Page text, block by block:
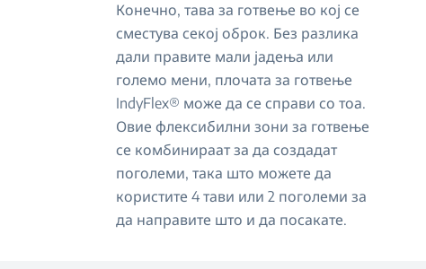
Конечно, тава за готвење во кој се
сместува секој оброк. Без разлика
дали правите мали јадења или
големо мени, плочата за готвење
IndyFlex® може да се справи со тоа.
Овие флексибилни зони за готвење
се комбинираат за да создадат
поголеми, така што можете да
користите 4 тави или 2 поголеми за
да направите што и да посакате.